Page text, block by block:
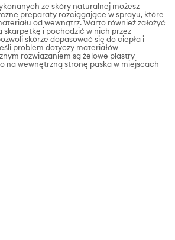
ze skóry naturalnej możesz
preparaty rozciągające w sprayu, które
od wewnątrz. Warto również założyć
skarpetkę i pochodzić w nich przez
skórze dopasować się do ciepła i
problem dotyczy materiałów
rozwiązaniem są żelowe plastry
na wewnętrzną stronę paska w miejscach